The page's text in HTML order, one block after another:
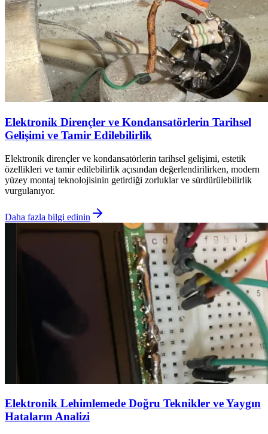
Elektronik Dirençler ve Kondansatörlerin Tarihsel
Gelişimi ve Tamir Edilebilirlik
Elektronik dirençler ve kondansatörlerin tarihsel gelişimi, estetik
özellikleri ve tamir edilebilirlik açısından değerlendirilirken, modern
yüzey montaj teknolojisinin getirdiği zorluklar ve sürdürülebilirlik
vurgulanıyor.
Daha fazla bilgi edinin
Elektronik Lehimlemede Doğru Teknikler ve Yaygın
Hataların Analizi